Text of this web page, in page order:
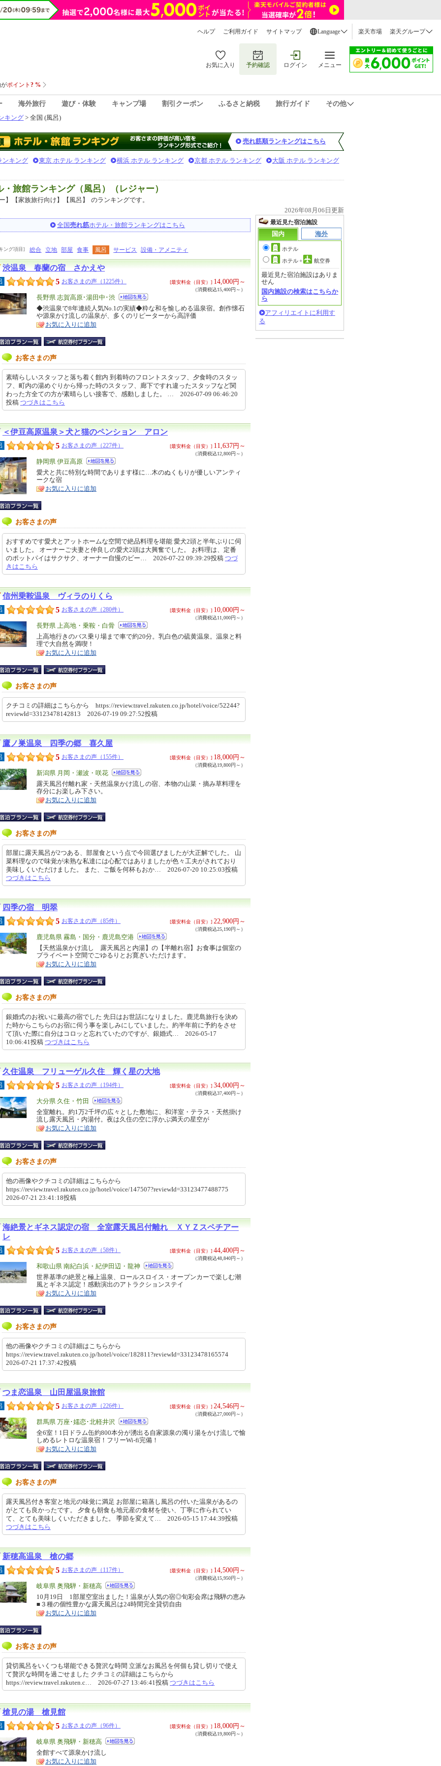
ヘルプ ご利用ガイド サイトマップ Language 楽天市場 楽天グループ
お気に入り 予約確認 ログイン メニュー
海外旅行 遊び・体験 キャンプ場 割引クーポン ふるさと納税 旅行ガイド
その他
キング > 全国 (風呂)
売れ筋順ランキングはこちら
ンキング 東京 ホテル ランキング 横浜 ホテル ランキング 京都 ホテル ランキング 大阪 ホテル ランキング
旅館ランキング（風呂）（レジャー）
】【家族旅行向け】【風呂】
のランキングです。
2026年08月06日更新
全国売れ筋ホテル・旅館ランキングはこちら
ング項目] 総合 立地 部屋 食事 風呂 サービス 設備・アメニティ
渋温泉 春蘭の宿 さかえや
5 お客さまの声（1225件） [最安料金（目安）] 14,000円～
（消費税込15,400円～）
エ
リ
ア
長野県 志賀高原･湯田中･渋
特
徴
◆渋温泉で8年連続人気No.1の実績◆粋な和を愉しめる温泉宿。創作懐石
や源泉かけ流しの温泉が、多くのリピーターから高評価
お気に入りに追加
お客さまの声
素晴らしいスタッフと落ち着く館内 到着時のフロントスタッフ、夕食時のスタッ
フ、町内の湯めぐりから帰った時のスタッフ、廊下ですれ違ったスタッフなど関
わった方全ての方が素晴らしい接客で、感動しました。 … 2026-07-09 06:46:20
投稿 つづきはこちら
＜伊豆高原温泉＞犬と猫のペンション アロン
5 お客さまの声（227件） [最安料金（目安）] 11,637円～
（消費税込12,800円～）
エ
リ
ア
静岡県 伊豆高原
特
徴
愛犬と共に特別な時間であります様に…木のぬくもりが優しいアンティ
ークな宿
お気に入りに追加
お客さまの声
おすすめです愛犬とアットホームな空間で絶品料理を堪能 愛犬2頭と半年ぶりに伺
いました。 オーナーご夫妻と仲良しの愛犬2頭は大興奮でした。 お料理は、定番
のポットパイはサクサク、オーナー自慢のビー… 2026-07-22 09:39:29投稿 つづ
きはこちら
信州乗鞍温泉 ヴィラのりくら
5 お客さまの声（280件） [最安料金（目安）] 10,000円～
（消費税込11,000円～）
エ
リ
ア
長野県 上高地・乗鞍・白骨
特
徴
上高地行きのバス乗り場まで車で約20分。乳白色の硫黄温泉。温泉と料
理で大自然を満喫！
お気に入りに追加
お客さまの声
クチコミの詳細はこちらから https://review.travel.rakuten.co.jp/hotel/voice/52244?
reviewId=33123478142813 2026-07-19 09:27:52投稿
鷹ノ巣温泉 四季の郷 喜久屋
5 お客さまの声（155件） [最安料金（目安）] 18,000円～
（消費税込19,800円～）
エ
リ
ア
新潟県 月岡・瀬波・咲花
特
徴
露天風呂付離れ家・天然温泉かけ流しの宿、本物の山菜・摘み草料理を
存分にお楽しみ下さい。
お気に入りに追加
お客さまの声
部屋に露天風呂が2つある、部屋食という点で今回選びましたが大正解でした。 山
菜料理なので味覚が未熟な私達には心配ではありましたが色々工夫がされており
美味しくいただけました。 また、ご飯を何杯もおか… 2026-07-20 10:25:03投稿
つづきはこちら
四季の宿 明翠
5 お客さまの声（85件） [最安料金（目安）] 22,900円～
（消費税込25,190円～）
エ
リ
ア
鹿児島県 霧島・国分・鹿児島空港
特
徴
【天然温泉かけ流し 露天風呂と内湯】の【半離れ宿】お食事は個室の
プライベート空間でごゆるりとお寛ぎいただけます。
お気に入りに追加
お客さまの声
銀婚式のお祝いに最高の宿でした 先日はお世話になりました。鹿児島旅行を決め
た時からこちらのお宿に伺う事を楽しみにしていました。約半年前に予約をさせ
て頂いた際に自分はコロッと忘れていたのですが、銀婚式… 2026-05-17
10:06:41投稿 つづきはこちら
久住温泉 フリューゲル久住 輝く星の大地
5 お客さまの声（194件） [最安料金（目安）] 34,000円～
（消費税込37,400円～）
エ
リ
ア
大分県 久住・竹田
特
徴
全室離れ。約1万2千坪の広々とした敷地に、和洋室・テラス・天然掛け
流し露天風呂・内湯付。夜は久住の空に浮かぶ満天の星空が
お気に入りに追加
お客さまの声
他の画像やクチコミの詳細はこちらから
https://review.travel.rakuten.co.jp/hotel/voice/147507?reviewId=33123477488775
2026-07-21 23:41:18投稿
海絶景とギネス認定の宿 全室露天風呂付離れ ＸＹＺスペチアー
レ
5 お客さまの声（58件） [最安料金（目安）] 44,400円～
（消費税込48,840円～）
エ
リ
ア
和歌山県 南紀白浜・紀伊田辺・龍神
特
徴
世界基準の絶景と極上温泉、ロールスロイス・オープンカーで楽しむ潮
風とギネス認定！感動演出のアトラクションステイ
お気に入りに追加
お客さまの声
他の画像やクチコミの詳細はこちらから
https://review.travel.rakuten.co.jp/hotel/voice/182811?reviewId=33123478165574
2026-07-21 17:37:42投稿
つま恋温泉 山田屋温泉旅館
5 お客さまの声（226件） [最安料金（目安）] 24,546円～
（消費税込27,000円～）
エ
リ
ア
群馬県 万座･嬬恋･北軽井沢
特
徴
全6室！1日ドラム缶約800本分が湧出る自家源泉の濁り湯をかけ流しで愉
しめるレトロな温泉宿！フリーWi-fi完備！
お気に入りに追加
お客さまの声
露天風呂付き客室と地元の味覚に満足 お部屋に箱蒸し風呂の付いた温泉があるの
がとても良かったです。 夕食も朝食も地元産の食材を使い、丁寧に作られてい
て、とても美味しくいただきました。 季節を変えて… 2026-05-15 17:44:39投稿
つづきはこちら
新穂高温泉 槍の郷
5 お客さまの声（117件） [最安料金（目安）] 14,500円～
（消費税込15,950円～）
エ
リ
ア
岐阜県 奥飛騨・新穂高
特
徴
10月19日 1部屋空室出ました！温泉が人気の宿◎旬彩会席は飛騨の恵み
■３種の個性豊かな露天風呂は24時間完全貸切自由
お気に入りに追加
お客さまの声
貸切風呂をいくつも堪能できる贅沢な時間 立派なお風呂を何個も貸し切りで使え
て贅沢な時間を過ごせました クチコミの詳細はこちらから
https://review.travel.rakuten.c… 2026-07-27 13:46:41投稿 つづきはこちら
槍見の湯 槍見館
5 お客さまの声（96件） [最安料金（目安）] 18,000円～
（消費税込19,800円～）
エ
リ
ア
岐阜県 奥飛騨・新穂高
特
徴
全館すべて源泉かけ流し
お気に入りに追加
最近見た宿泊施設
国内
海外
ホテル
ホテル+ 航空券
最近見た宿泊施設はありま
せん
国内施設の検索はこちらか
ら
アフィリエイトに利用す
る